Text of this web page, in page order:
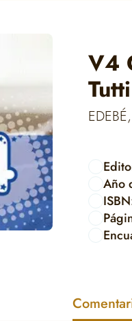
V4
Tutti
Año